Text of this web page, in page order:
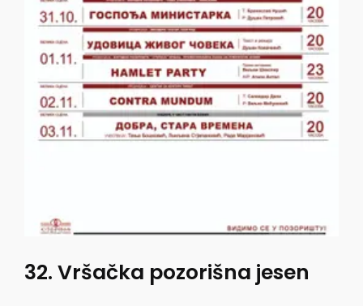
32. Vršačka pozorišna jesen